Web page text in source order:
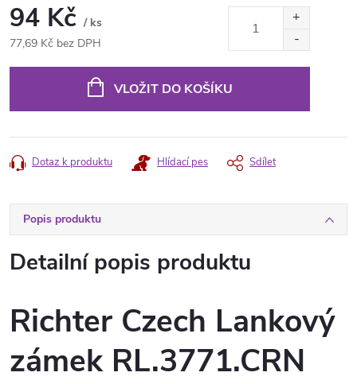
94 Kč / ks
77,69 Kč bez DPH
VLOŽIT DO KOŠÍKU
Dotaz k produktu Hlídací pes Sdílet
Popis produktu
Detailní popis produktu
Richter Czech Lankový
zámek RL.3771.CRN